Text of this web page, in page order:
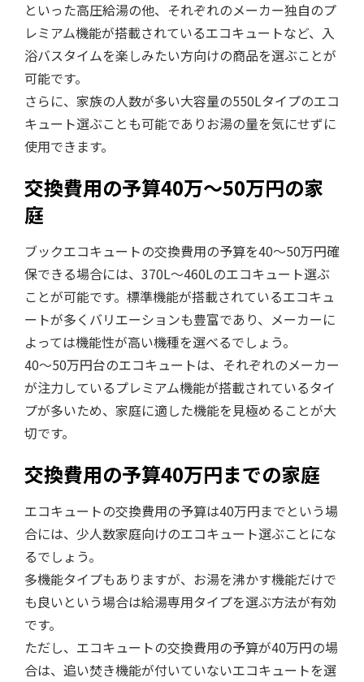
といった高圧給湯の他、それぞれのメーカー独自のプ
レミアム機能が搭載されているエコキュートなど、入
浴バスタイムを楽しみたい方向けの商品を選ぶことが
可能です。
さらに、家族の人数が多い大容量の550Lタイプのエコ
キュート選ぶことも可能でありお湯の量を気にせずに
使用できます。
交換費用の予算40万～50万円の家
庭
ブックエコキュートの交換費用の予算を40～50万円確
保できる場合には、370L～460Lのエコキュート選ぶ
ことが可能です。標準機能が搭載されているエコキュ
ートが多くバリエーションも豊富であり、メーカーに
よっては機能性が高い機種を選べるでしょう。
40～50万円台のエコキュートは、それぞれのメーカー
が注力しているプレミアム機能が搭載されているタイ
プが多いため、家庭に適した機能を見極めることが大
切です。
交換費用の予算40万円までの家庭
エコキュートの交換費用の予算は40万円までという場
合には、少人数家庭向けのエコキュート選ぶことにな
るでしょう。
多機能タイプもありますが、お湯を沸かす機能だけで
も良いという場合は給湯専用タイプを選ぶ方法が有効
です。
ただし、エコキュートの交換費用の予算が40万円の場
合は、追い焚き機能が付いていないエコキュートを選